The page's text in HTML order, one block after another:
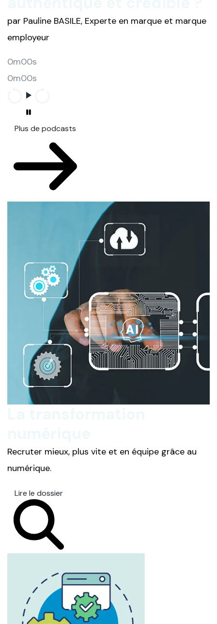
par Pauline BASILE, Experte en marque et marque
employeur
0m00s
0m00s
Plus de podcasts
Recruter mieux, plus vite et en équipe grâce au
numérique.
Lire le dossier